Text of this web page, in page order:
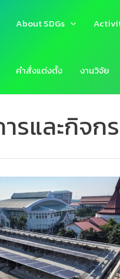
About SDGs
คำสั่งแต่งตั้ง งานวิจัย
ารและกิจ